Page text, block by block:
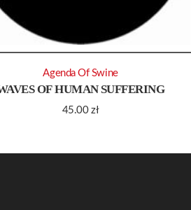
OF HUMAN SUFFERING
45.00zł
Agenda Of Swine